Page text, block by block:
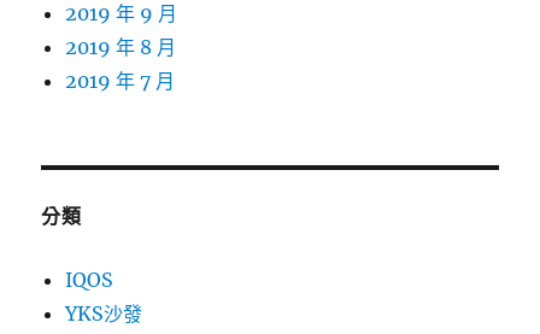
2019 年 9 月
2019 年 8 月
2019 年 7 月
分類
IQOS
YKS沙發